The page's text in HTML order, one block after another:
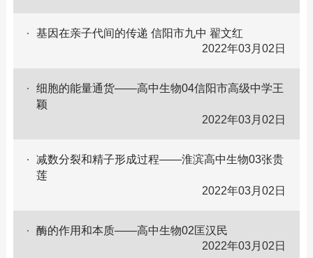
基因在亲子代间的传递 信阳市九中 翟文红
2022年03月02日
细胞的能量通货——高中生物04信阳市高级中学王
颖
2022年03月02日
减数分裂和精子形成过程——淮滨高中生物03张贵
莲
2022年03月02日
酶的作用和本质——高中生物02匡汉民
2022年03月02日